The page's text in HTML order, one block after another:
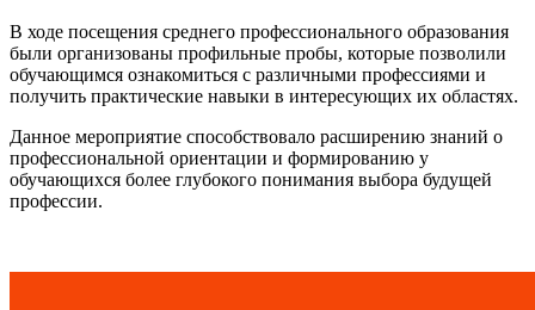
В ходе посещения среднего профессионального образования
были организованы профильные пробы, которые позволили
обучающимся ознакомиться с различными профессиями и
получить практические навыки в интересующих их областях.
Данное мероприятие способствовало расширению знаний о
профессиональной ориентации и формированию у
обучающихся более глубокого понимания выбора будущей
профессии.